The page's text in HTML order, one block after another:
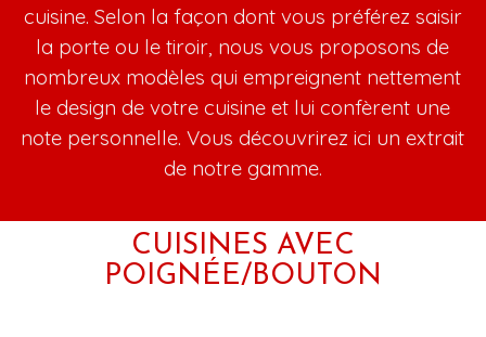
cuisine. Selon la façon dont vous préférez saisir
la porte ou le tiroir, nous vous proposons de
nombreux modèles qui empreignent nettement
le design de votre cuisine et lui confèrent une
note personnelle. Vous découvrirez ici un extrait
de notre gamme.
CUISINES AVEC
POIGNÉE/BOUTON